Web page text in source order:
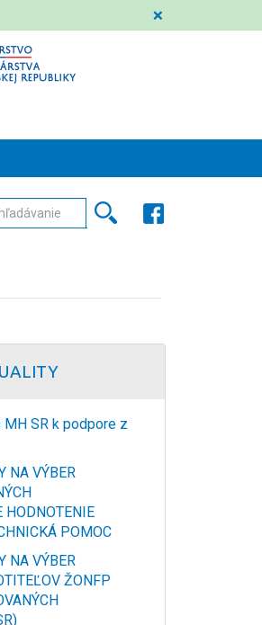
❌
SR k podpore z
NA VÝBER
HODNOTENIE
POMOC
NA VÝBER
ŽONFP